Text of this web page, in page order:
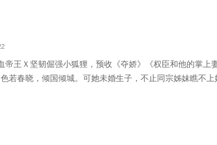
王Ｘ坚韧倔强小狐狸，预收《夺娇》《权臣和他的掌
若春晓，倾国倾城。可她未婚生子，不止同宗姊妹瞧不上